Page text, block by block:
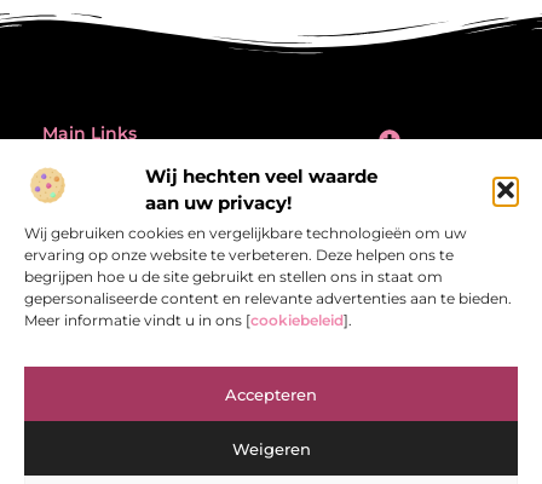
Wij hechten veel waarde
aan uw privacy!
Wij gebruiken cookies en vergelijkbare technologieën om uw
ervaring op onze website te verbeteren. Deze helpen ons te
begrijpen hoe u de site gebruikt en stellen ons in staat om
gepersonaliseerde content en relevante advertenties aan te bieden.
Meer informatie vindt u in ons [cookiebeleid].
Accepteren
Weigeren
Main Links
@2025 All Right Reserved.
www.referentiecontrole.nl
Bericht categorie
Referentiecontrole.nl – Jouw bron van
verrassend maken.